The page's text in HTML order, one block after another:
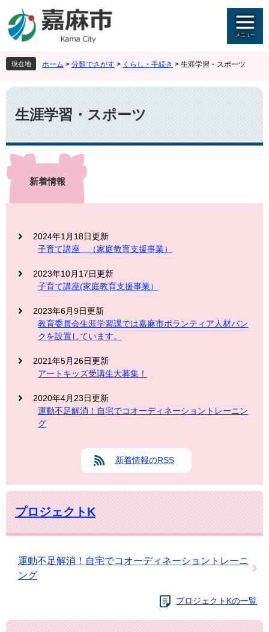
ジ
先
頭
す
。
ュ
を
飛
し
て
本
文
へ
現在地 ホーム > 分類でさがす > くらし・手続き > 生涯学習・スポーツ
本
文
生涯学習・スポーツ
新着情報
2024年1月18日更新
子育て講座 （家庭教育支援事業）
2023年10月17日更新
子育て講座(家庭教育支援事業）
2023年6月9日更新
教育委員会生涯学習課では嘉麻市ボランティア人材バン
クを設置しています。
2021年5月26日更新
アートキッズ受講生大募集！
2020年4月23日更新
運動不足解消！自宅でコオーディネーショントレーニン
グ
新着情報のRSS
プロジェクトK
運動不足解消！自宅でコオーディネーショントレーニ
ング
プロジェクトKの一覧